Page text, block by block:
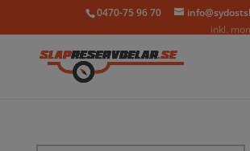
0470-75 96 70
inkl.